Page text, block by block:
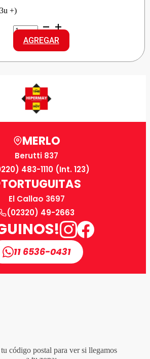
+)
COCINERO
AC.OLIVA
EXTRA
VIRGEN
cantidad
AGREGAR
MERLO
Berutti 837
483-1110 (Int. 123)
TORTUGUITAS
El Callao 3697
(02320) 49-2663
11 6536-0431
código postal para ver si llegamos